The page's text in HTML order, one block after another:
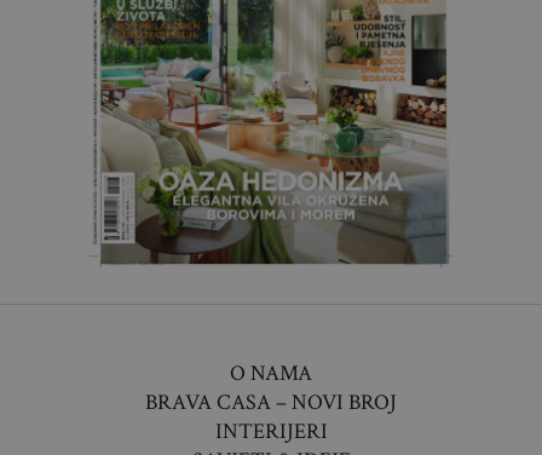
O NAMA
BRAVA CASA – NOVI BROJ
INTERIJERI